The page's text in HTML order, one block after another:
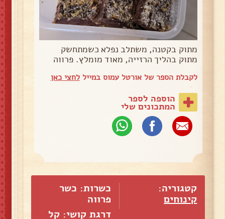
מתוק בקטנה, משתלב נפלא כשמתחשק
מתוק בהליך הרזייה, מאוד מומלץ. פרווה
לקבלת הספר של אורטל עמוס במייללחצי כאן
הוספה לספר
המתכונים שלי
קטגוריה:
קינוחים
כשרות: כשר
פרווה
דרגת קושי: קל